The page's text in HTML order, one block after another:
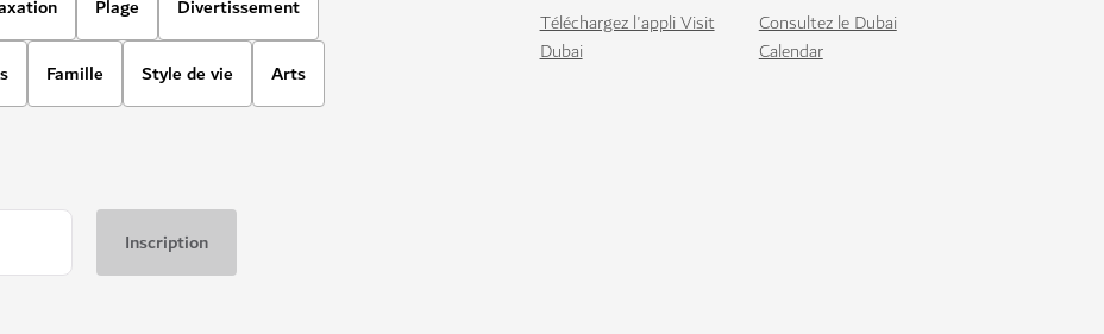
Plage Divertissement
Famille Style de vie Arts
Téléchargez l'appli Visit
Dubai
Consultez le Dubai
Calendar